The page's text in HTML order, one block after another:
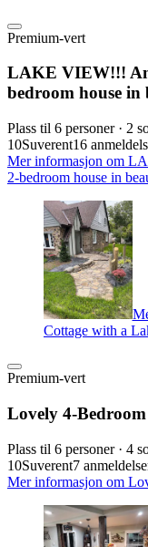
Premium-vert
LAKE VIEW!!!
bedroom house
Plass til 6 personer · 2
10Suverent16
Mer informasjon om
2-bedroom house in
Cottage with a
Premium-vert
Lovely 4-
Plass til 6 personer · 4
10Suverent7
Mer informasjon om